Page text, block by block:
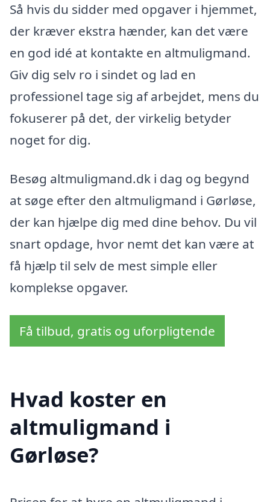
Så hvis du sidder med opgaver i hjemmet,
der kræver ekstra hænder, kan det være
en god idé at kontakte en altmuligmand.
Giv dig selv ro i sindet og lad en
professionel tage sig af arbejdet, mens du
fokuserer på det, der virkelig betyder
noget for dig.
Besøg altmuligmand.dk i dag og begynd
at søge efter den altmuligmand i Gørløse,
der kan hjælpe dig med dine behov. Du vil
snart opdage, hvor nemt det kan være at
få hjælp til selv de mest simple eller
komplekse opgaver.
Få tilbud, gratis og uforpligtende
Hvad koster en
altmuligmand i
Gørløse?